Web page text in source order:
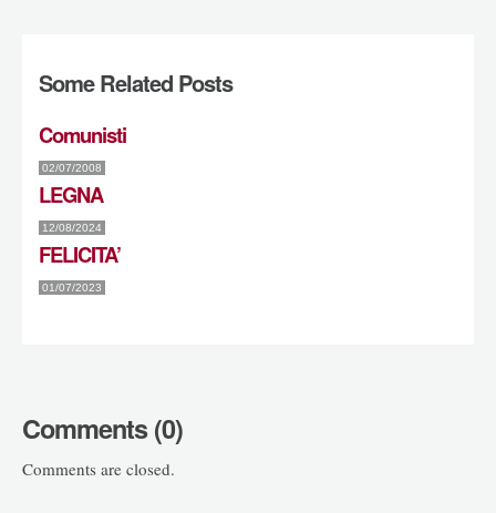
Some Related Posts
Comunisti
02/07/2008
LEGNA
12/08/2024
FELICITA’
01/07/2023
Comments (0)
Comments are closed.